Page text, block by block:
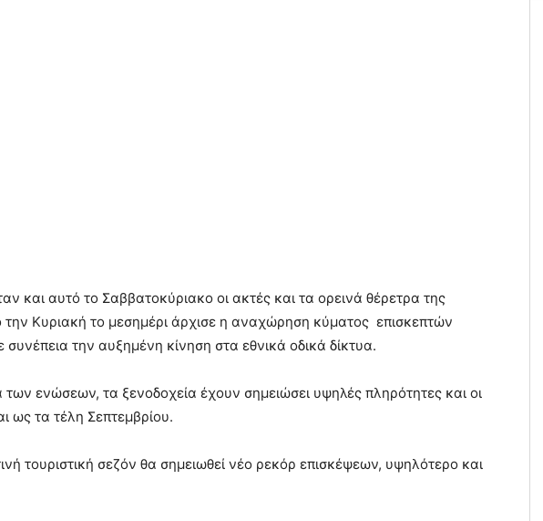
και αυτό το Σαββατοκύριακο οι ακτές και τα ορεινά θέρετρα της
Κυριακή το μεσημέρι άρχισε η αναχώρηση κύματος επισκεπτών
την αυξημένη κίνηση στα εθνικά οδικά δίκτυα.
ενώσεων, τα ξενοδοχεία έχουν σημειώσει υψηλές πληρότητες και οι
ως τα τέλη Σεπτεμβρίου.
τουριστική σεζόν θα σημειωθεί νέο ρεκόρ επισκέψεων, υψηλότερο και